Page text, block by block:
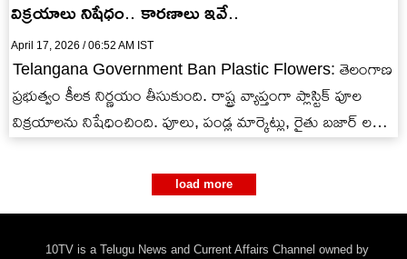
విక్రయాలు నిషేధం.. కారణాలు ఇవే..
April 17, 2026 / 06:52 AM IST
Telangana Government Ban Plastic Flowers: తెలంగాణ
ప్రభుత్వం కీలక నిర్ణయం తీసుకుంది. రాష్ట్ర వ్యాప్తంగా ప్లాస్టిక్ పూల
విక్రయాలను నిషేధించింది. పూలు, పండ్ల మార్కెట్లు, రైతు బజార్ లలో
load more
10TV is a Telugu News and Current Affairs Channel owned by